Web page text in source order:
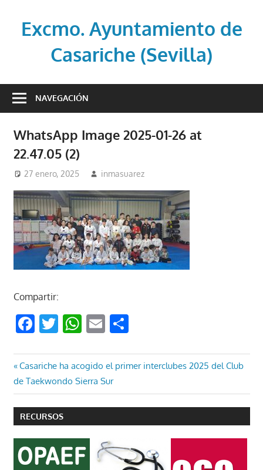
contenidoExcmo. Ayuntamiento de
Casariche (Sevilla)
oficial
de
Casariche
(Sevilla)
NAVEGACIÓN
WhatsApp Image 2025-01-26 at
22.47.05 (2)
27 enero, 2025 inmasuarez
Compartir:
Facebook
Twitter
WhatsApp
EmailCompartir
Navegación
de
entradas
Entrada
anterior:
Casariche ha acogido el primer interclubes 2025 del Club
de Taekwondo Sierra Sur
RECURSOS